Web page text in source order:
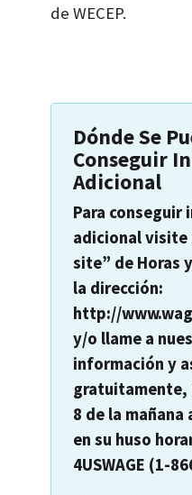
de WECEP.
Dónde Se
Conseguir
Adicional
Para conseguir
adicional visite
site” de Horas
la dirección:
http://
y/o llame a
información y
gratuitamente,
8 de la mañana
en su huso
4USWAGE (1-